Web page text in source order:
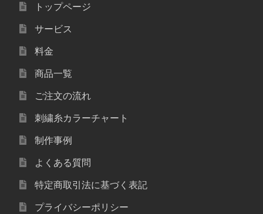
トップページ
サービス
料金
商品一覧
ご注文の流れ
刺繍糸カラーチャート
制作事例
よくある質問
特定商取引法に基づく表記
プライバシーポリシー